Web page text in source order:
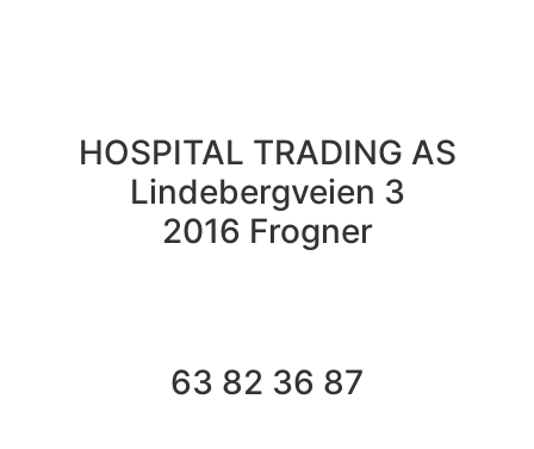
HOSPITAL TRADING AS
Lindebergveien 3
2016 Frogner
63 82 36 87